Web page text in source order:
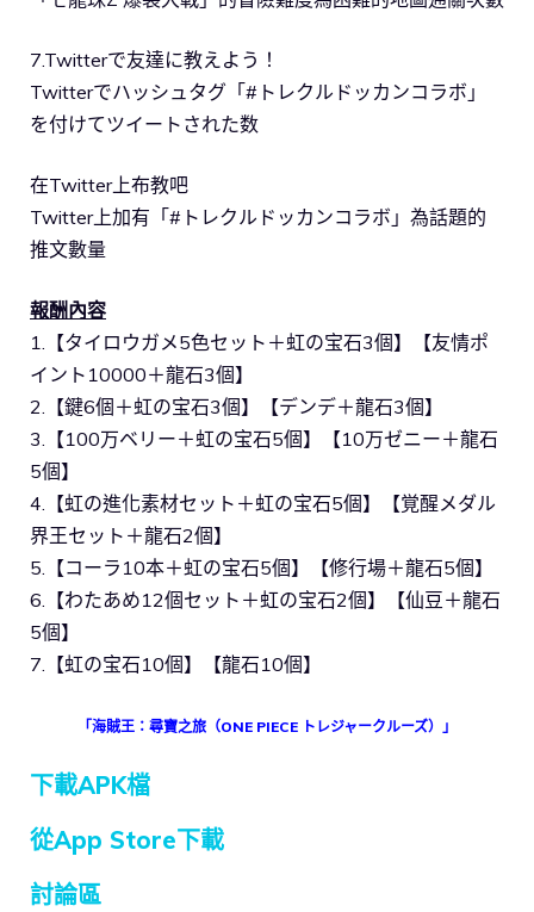
7.Twitterで友達に教えよう！
Twitterでハッシュタグ「#トレクルドッカンコラボ」
を付けてツイートされた数
在Twitter上布教吧
Twitter上加有「#トレクルドッカンコラボ」為話題的
推文數量
報酬內容
1.【タイロウガメ5色セット＋虹の宝石3個】【友情ポ
イント10000＋龍石3個】
2.【鍵6個＋虹の宝石3個】【デンデ＋龍石3個】
3.【100万ベリー＋虹の宝石5個】【10万ゼニー＋龍石
5個】
4.【虹の進化素材セット＋虹の宝石5個】【覚醒メダル
界王セット＋龍石2個】
5.【コーラ10本＋虹の宝石5個】【修行場＋龍石5個】
6.【わたあめ12個セット＋虹の宝石2個】【仙豆＋龍石
5個】
7.【虹の宝石10個】【龍石10個】
「海賊王：尋寶之旅（ONE PIECE トレジャークルーズ）」
下載APK檔
從App Store下載
討論區